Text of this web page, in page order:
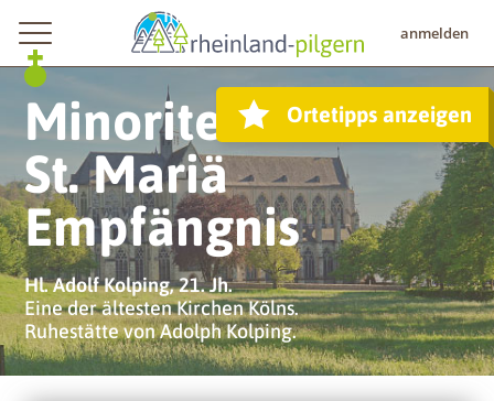
anmelden
Ortetipps anzeigen
Rheinschiene●Innenstadt
Minoritenkirche
St. Mariä
Empfängnis
Hl. Adolf Kolping, 21. Jh.
Eine der ältesten Kirchen Kölns.
Ruhestätte von Adolph Kolping.